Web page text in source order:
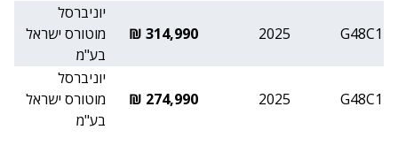
G48C1
2025
314,990 ₪
יוניברסל
מוטורס ישראל
בע"מ
G48C1
2025
274,990 ₪
יוניברסל
מוטורס ישראל
בע"מ